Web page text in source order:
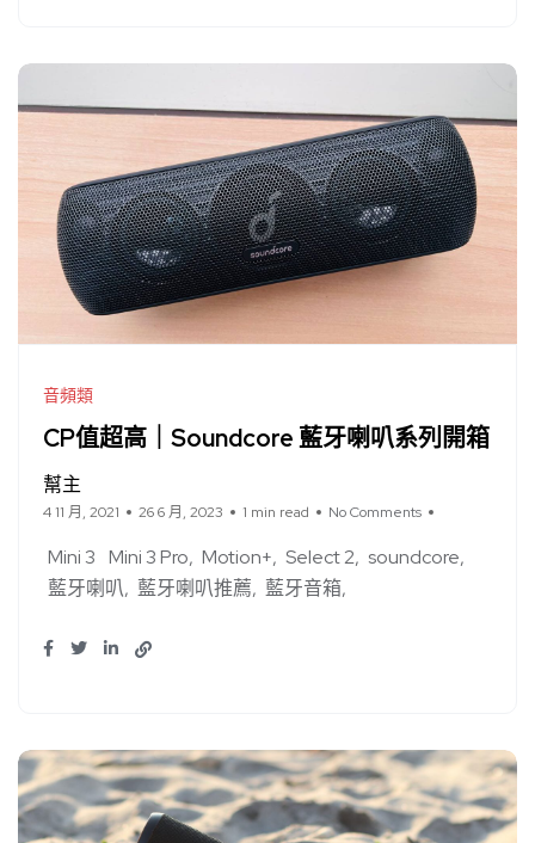
音頻類
CP值超高｜Soundcore 藍牙喇叭系列開箱
幫主
4 11 月, 2021 26 6 月, 2023 1 min read No Comments
Mini 3 Mini 3 Pro Motion+ Select 2 soundcore
藍牙喇叭
藍牙喇叭推薦 藍牙音箱